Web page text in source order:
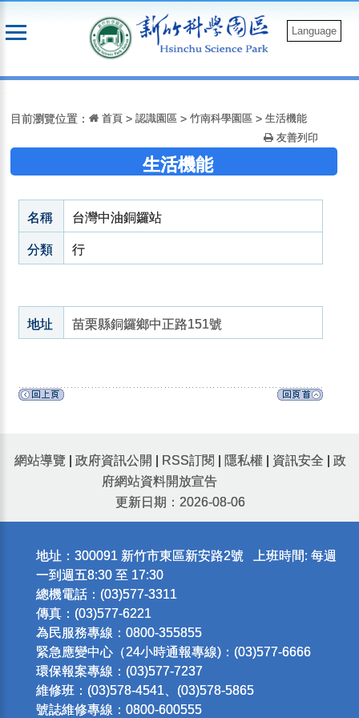
到
Language
目前瀏覽位置： 首頁 >認識園區 >竹南科學園區 >生活機能
友善列印
生活機能
名稱 台灣中油銅鑼站
分類 行
地址 苗栗縣銅鑼鄉中正路151號
網站導覽 政府資訊公開 RSS訂閱 隱私權 資訊安全
政
府網站資料開放宣告
更新日期：2026-08-06
地址：300091 新竹市東區新安路2號 上班時間: 每週
一到週五8:30 至 17:30
總機電話：(03)577-3311
傳真：(03)577-6221
為民服務專線：0800-355855
緊急應變中心（24小時通報專線)：(03)577-6666
環保報案專線：(03)577-7237
維修班：(03)578-4541、(03)578-5865
號誌維修專線：0800-600555